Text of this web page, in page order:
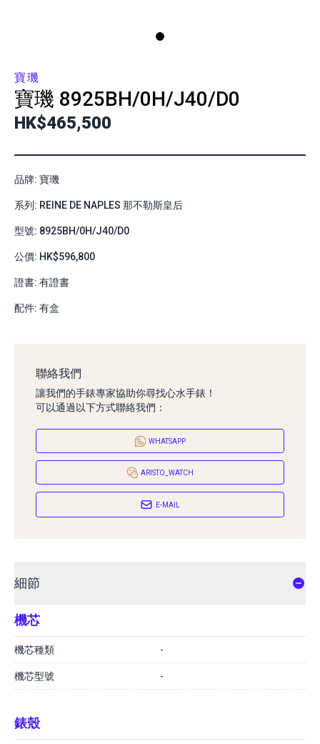
寶璣
寶璣 8925BH/0H/J40/D0
HK$465,500
品牌: 寶璣
系列: REINE DE NAPLES 那不勒斯皇后
型號: 8925BH/0H/J40/D0
公價: HK$596,800
證書: 有證書
配件: 有盒
聯絡我們
讓我們的手錶專家協助你尋找心水手錶！
可以通過以下方式聯絡我們：
WHATSAPP
ARISTO_WATCH
E-MAIL
細節
機芯
機芯種類 -
機芯型號 -
錶殼